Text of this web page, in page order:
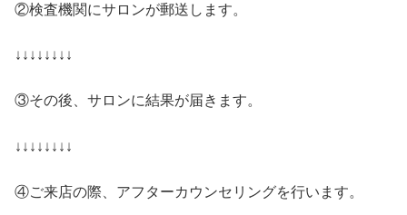
②検査機関にサロンが郵送します。
↓↓↓↓↓↓↓↓
③その後、サロンに結果が届きます。
↓↓↓↓↓↓↓↓
④ご来店の際、アフターカウンセリングを行います。